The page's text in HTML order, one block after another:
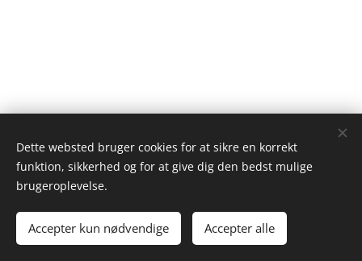
Cookies
Dette websted bruger cookies for at sikre en korrekt
funktion, sikkerhed og for at give dig den bedst mulige
brugeroplevelse.
Accepter kun nødvendige Accepter alle